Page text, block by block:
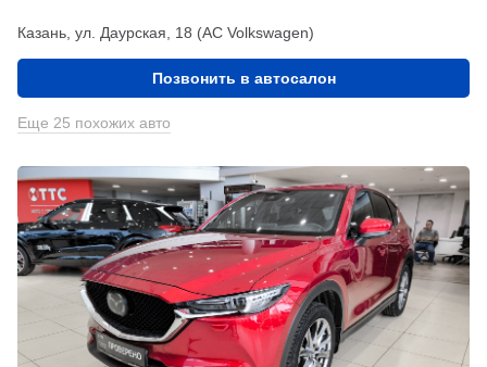
Казань, ул. Даурская, 18 (АС Volkswagen)
Позвонить в автосалон
Еще 25 похожих авто